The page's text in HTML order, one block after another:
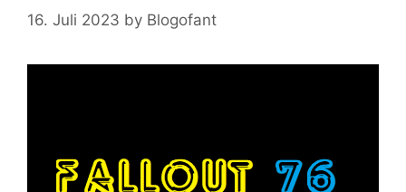
16. Juli 2023 by Blogofant